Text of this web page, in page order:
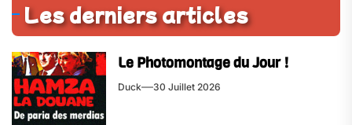
Les derniers articles
Le Photomontage du Jour !
Duck 30 Juillet 2026